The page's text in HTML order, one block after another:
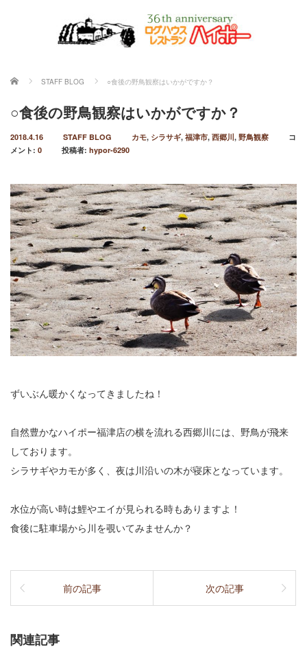
ホーム STAFF BLOG ○食後の野鳥観察はいかがですか？
○食後の野鳥観察はいかがですか？
2018.4.16 STAFF BLOG カモ, シラサギ, 福津市, 西郷川, 野鳥観察
コ
メント: 0 投稿者: hypor-6290
ずいぶん暖かくなってきましたね！
自然豊かなハイポー福津店の横を流れる西郷川には、野鳥が飛来
しております。
シラサギやカモが多く、夜は川沿いの木が寝床となっています。
水位が高い時は鯉やエイが見られる時もありますよ！
食後に駐車場から川を覗いてみませんか？
前の記事 次の記事
関連記事